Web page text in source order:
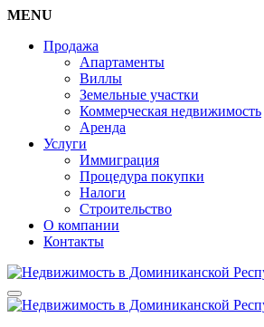
MENU
Продажа
Апартаменты
Виллы
Земельные участки
Коммерческая недвижимость
Аренда
Услуги
Иммиграция
Процедура покупки
Налоги
Строительство
О компании
Контакты